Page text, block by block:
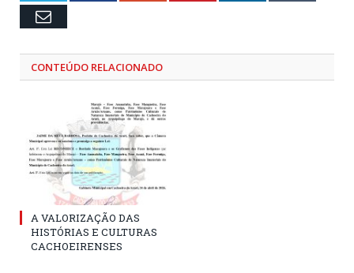
Email
CONTEÚDO RELACIONADO
A VALORIZAÇÃO DAS
HISTÓRIAS E CULTURAS
CACHOEIRENSES